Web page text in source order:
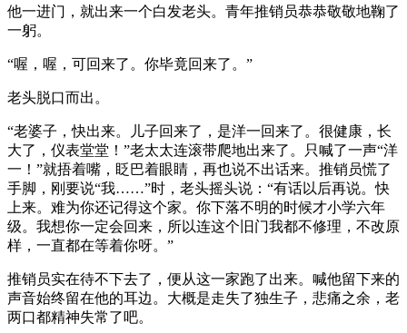
他一进门，就出来一个白发老头。青年推销员恭恭敬敬地鞠了
一躬。
“喔，喔，可回来了。你毕竟回来了。”
老头脱口而出。
“老婆子，快出来。儿子回来了，是洋一回来了。很健康，长
大了，仪表堂堂！”老太太连滚带爬地出来了。只喊了一声“洋
一！”就捂着嘴，眨巴着眼睛，再也说不出话来。推销员慌了
手脚，刚要说“我……”时，老头摇头说：“有话以后再说。快
上来。难为你还记得这个家。你下落不明的时候才小学六年
级。我想你一定会回来，所以连这个旧门我都不修理，不改原
样，一直都在等着你呀。”
推销员实在待不下去了，便从这一家跑了出来。喊他留下来的
声音始终留在他的耳边。大概是走失了独生子，悲痛之余，老
两口都精神失常了吧。